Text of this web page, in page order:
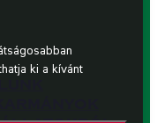
ki a kívánt